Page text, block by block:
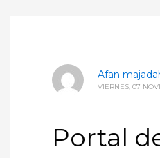
Afan
VIERNES, 07
Portal